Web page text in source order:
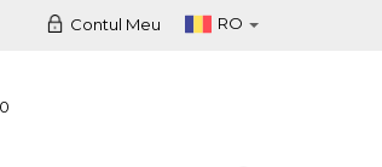
RO
Contul Meu